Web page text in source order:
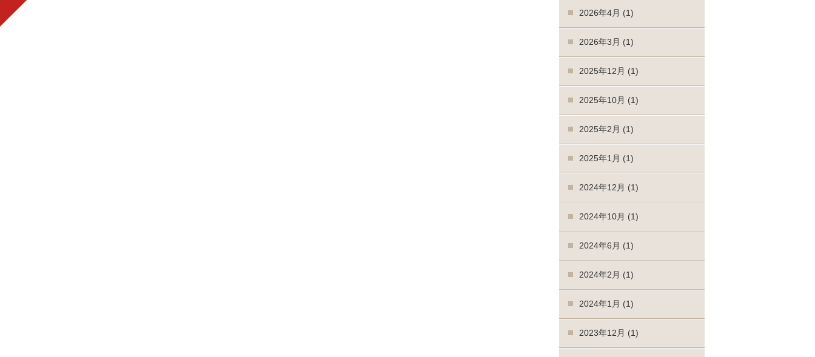
2026年4月 (1)
2026年3月 (1)
2025年12月 (1)
2025年10月 (1)
2025年2月 (1)
2025年1月 (1)
2024年12月 (1)
2024年10月 (1)
2024年6月 (1)
2024年2月 (1)
2024年1月 (1)
2023年12月 (1)